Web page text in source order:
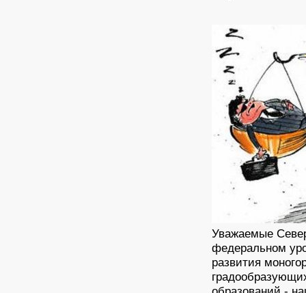
Уважаемые
федеральном
развития